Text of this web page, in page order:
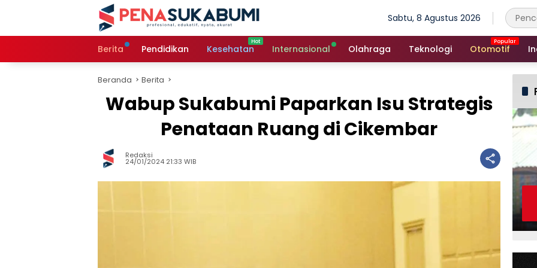
Sabtu, 8 Agustus 2026
Berita Pendidikan Kesehatan Internasional Olahraga Teknologi Otomotif
Beranda Berita
Wabup Sukabumi Paparkan Isu Strategis
Penataan Ruang di Cikembar
Redaksi
24/01/2024 21:33 WIB